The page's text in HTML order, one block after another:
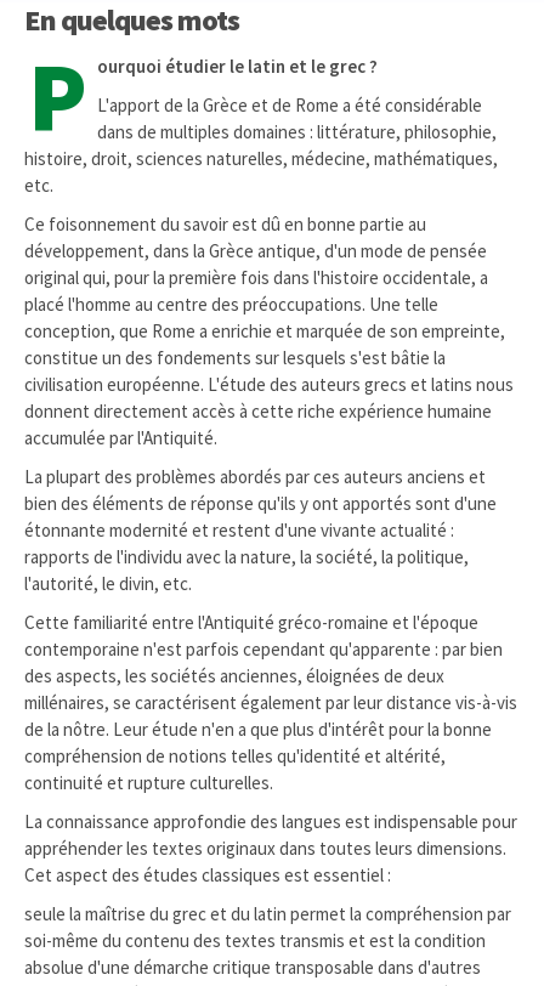
En quelques mots
P
ourquoi étudier le latin et le grec ?
L'apport de la Grèce et de Rome a été considérable
dans de multiples domaines : littérature, philosophie,
histoire, droit, sciences naturelles, médecine, mathématiques,
etc.
Ce foisonnement du savoir est dû en bonne partie au
développement, dans la Grèce antique, d'un mode de pensée
original qui, pour la première fois dans l'histoire occidentale, a
placé l'homme au centre des préoccupations. Une telle
conception, que Rome a enrichie et marquée de son empreinte,
constitue un des fondements sur lesquels s'est bâtie la
civilisation européenne. L'étude des auteurs grecs et latins nous
donnent directement accès à cette riche expérience humaine
accumulée par l'Antiquité.
La plupart des problèmes abordés par ces auteurs anciens et
bien des éléments de réponse qu'ils y ont apportés sont d'une
étonnante modernité et restent d'une vivante actualité :
rapports de l'individu avec la nature, la société, la politique,
l'autorité, le divin, etc.
Cette familiarité entre l'Antiquité gréco-romaine et l'époque
contemporaine n'est parfois cependant qu'apparente : par bien
des aspects, les sociétés anciennes, éloignées de deux
millénaires, se caractérisent également par leur distance vis-à-vis
de la nôtre. Leur étude n'en a que plus d'intérêt pour la bonne
compréhension de notions telles qu'identité et altérité,
continuité et rupture culturelles.
La connaissance approfondie des langues est indispensable pour
appréhender les textes originaux dans toutes leurs dimensions.
Cet aspect des études classiques est essentiel :
seule la maîtrise du grec et du latin permet la compréhension par
soi-même du contenu des textes transmis et est la condition
absolue d'une démarche critique transposable dans d'autres